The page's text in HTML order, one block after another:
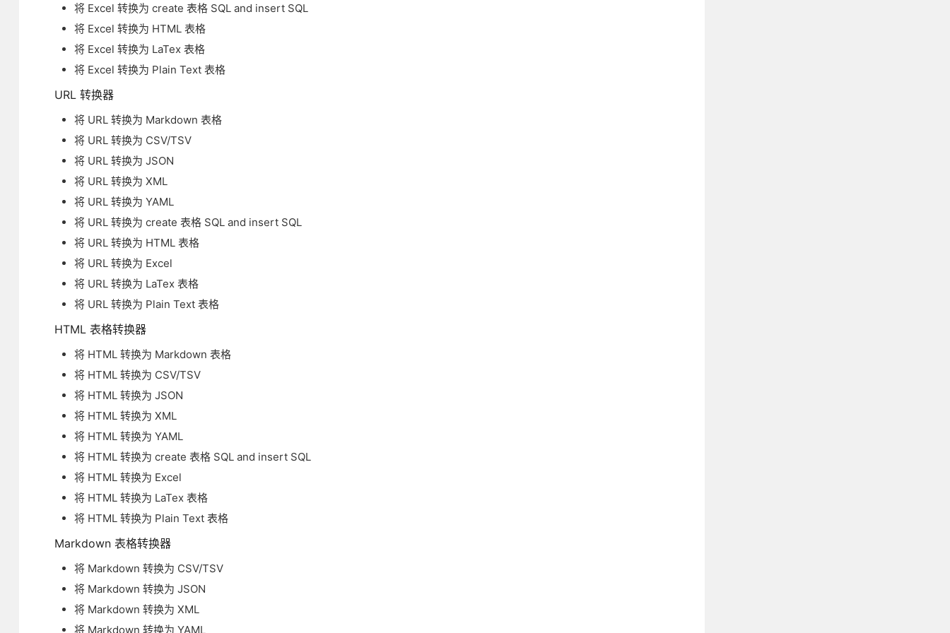
将 Excel 转换为 create 表格 SQL and insert SQL
将 Excel 转换为 HTML 表格
将 Excel 转换为 LaTex 表格
将 Excel 转换为 Plain Text 表格
URL 转换器
将 URL 转换为 Markdown 表格
将 URL 转换为 CSV/TSV
将 URL 转换为 JSON
将 URL 转换为 XML
将 URL 转换为 YAML
将 URL 转换为 create 表格 SQL and insert SQL
将 URL 转换为 HTML 表格
将 URL 转换为 Excel
将 URL 转换为 LaTex 表格
将 URL 转换为 Plain Text 表格
HTML 表格转换器
将 HTML 转换为 Markdown 表格
将 HTML 转换为 CSV/TSV
将 HTML 转换为 JSON
将 HTML 转换为 XML
将 HTML 转换为 YAML
将 HTML 转换为 create 表格 SQL and insert SQL
将 HTML 转换为 Excel
将 HTML 转换为 LaTex 表格
将 HTML 转换为 Plain Text 表格
Markdown 表格转换器
将 Markdown 转换为 CSV/TSV
将 Markdown 转换为 JSON
将 Markdown 转换为 XML
将 Markdown 转换为 YAML